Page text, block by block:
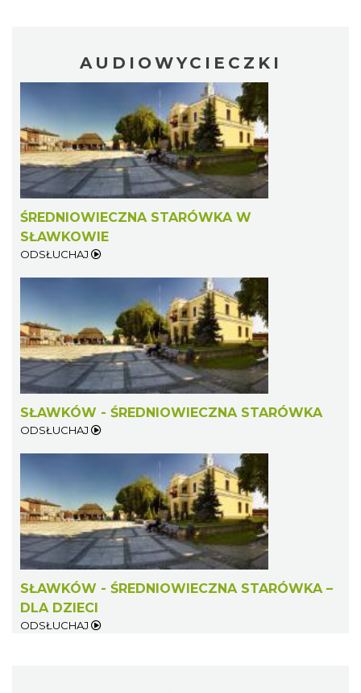
AUDIOWYCIECZKI
ŚREDNIOWIECZNA STARÓWKA W
SŁAWKOWIE
ODSŁUCHAJ
SŁAWKÓW - ŚREDNIOWIECZNA STARÓWKA
ODSŁUCHAJ
SŁAWKÓW - ŚREDNIOWIECZNA STARÓWKA –
DLA DZIECI
ODSŁUCHAJ